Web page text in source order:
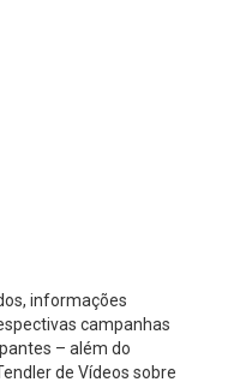
informações
campanhas
– além do
de Vídeos sobre